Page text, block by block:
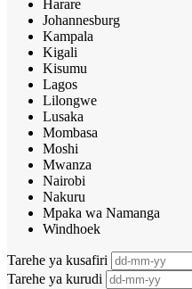
Harare
Johannesburg
Kampala
Kigali
Kisumu
Lagos
Lilongwe
Lusaka
Mombasa
Moshi
Mwanza
Nairobi
Nakuru
Mpaka wa Namanga
Windhoek
Tarehe ya kusafiri
Tarehe ya kurudi